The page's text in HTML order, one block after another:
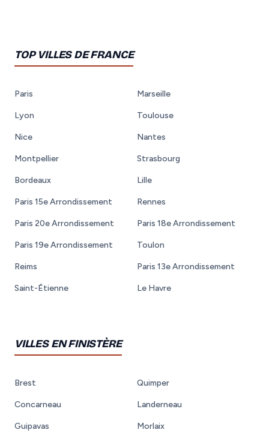
TOP VILLES DE FRANCE
Paris Marseille
Lyon Toulouse
Nice Nantes
Montpellier Strasbourg
Bordeaux Lille
Paris 15e Arrondissement Rennes
Paris 20e Arrondissement Paris 18e Arrondissement
Paris 19e Arrondissement Toulon
Reims Paris 13e Arrondissement
Saint-Étienne Le Havre
VILLES EN FINISTÈRE
Brest Quimper
Concarneau Landerneau
Guipavas Morlaix